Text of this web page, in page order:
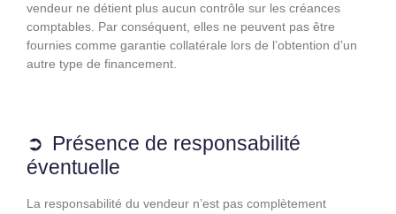
vendeur ne détient plus aucun contrôle sur les créances
comptables. Par conséquent, elles ne peuvent pas être
fournies comme garantie collatérale lors de l’obtention d’un
autre type de financement.
Présence de responsabilité
éventuelle
La responsabilité du vendeur n’est pas complètement